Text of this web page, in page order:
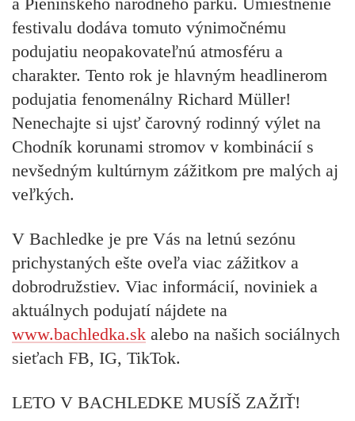
festivalu dodáva tomuto výnimočnému
podujatiu neopakovateľnú atmosféru a
charakter. Tento rok je hlavným headlinerom
podujatia fenomenálny Richard Müller!
Nenechajte si ujsť čarovný rodinný výlet na
Chodník korunami stromov v kombinácií s
nevšedným kultúrnym zážitkom pre malých aj
veľkých.
V Bachledke je pre Vás na letnú sezónu
prichystaných ešte oveľa viac zážitkov a
dobrodružstiev. Viac informácií, noviniek a
aktuálnych podujatí nájdete na
www.bachledka.sk alebo na našich sociálnych
sieťach FB, IG, TikTok.
LETO V BACHLEDKE MUSÍŠ ZAŽIŤ!